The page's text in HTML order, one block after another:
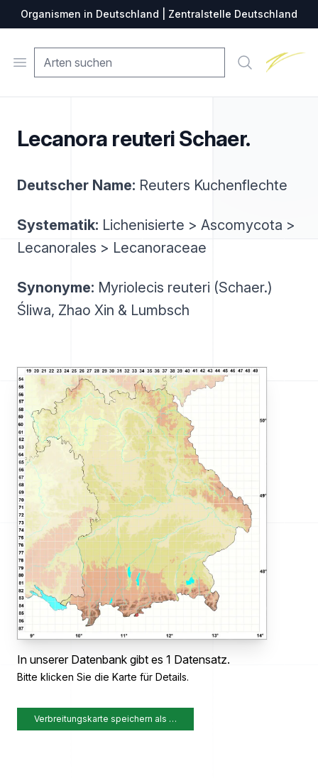
Organismen in Deutschland | Zentralstelle Deutschland
Open menu Suche
Lecanora reuteri Schaer.
Deutscher Name: Reuters Kuchenflechte
Systematik: Lichenisierte > Ascomycota >
Lecanorales > Lecanoraceae
Synonyme: Myriolecis reuteri (Schaer.)
Śliwa, Zhao Xin & Lumbsch
In unserer Datenbank gibt es 1 Datensatz.
Bitte klicken Sie die Karte für Details.
Verbreitungskarte speichern als …